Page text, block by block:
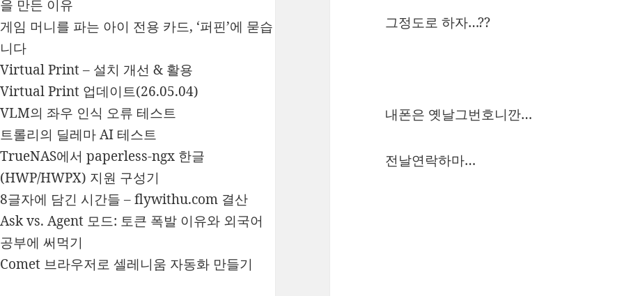
을 만든 이유
게임 머니를 파는 아이 전용 카드, ‘퍼핀’에 묻습
니다
Virtual Print – 설치 개선 & 활용
Virtual Print 업데이트(26.05.04)
VLM의 좌우 인식 오류 테스트
트롤리의 딜레마 AI 테스트
TrueNAS에서 paperless-ngx 한글
(HWP/HWPX) 지원 구성기
8글자에 담긴 시간들 – flywithu.com 결산
Ask vs. Agent 모드: 토큰 폭발 이유와 외국어
공부에 써먹기
Comet 브라우저로 셀레니움 자동화 만들기
그정도로 하자…??
내폰은 옛날그번호니깐…
전날연락하마…